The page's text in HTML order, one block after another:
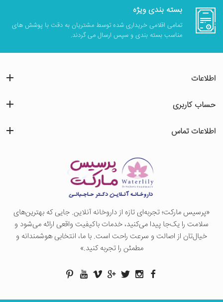
بسته بندی ویژه
تمامی اقلامی خریداری شده توسط مشتریان به دقت با پوشش های
مناسب بسته بندی و سپس ارسال می گردند.
«پرسيس ماركت؛ تجربه‌ای تازه از داروخانه آنلاین. جایی که بهترین‌های
سلامت را یک‌جا پیدا می‌کنید، خدمات باکیفیت واقعی ارائه می‌شود و
خیال‌تان از اصالت و سرعت راحت است. با ما، انتخابی هوشمندانه و
مطمئن را تجربه کنید.»
اطلاعات
حساب کاربری
اطلاعات تماس